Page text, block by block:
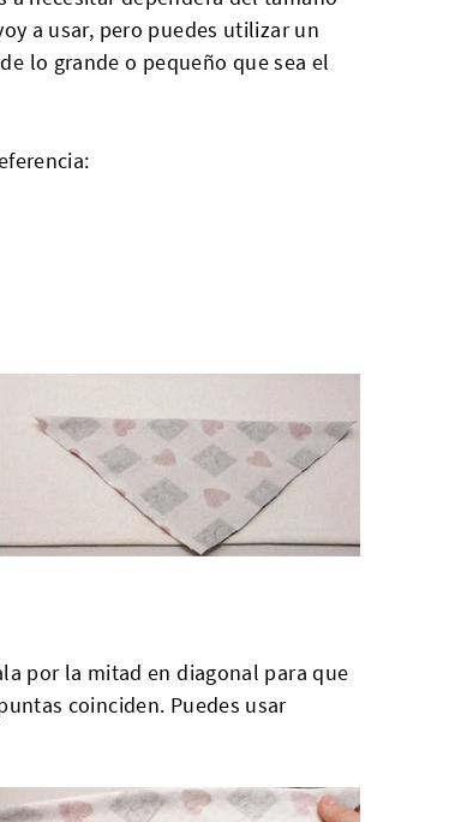
a usar, pero puedes utilizar un
lo grande o pequeño que sea el
por la mitad en diagonal para que
coinciden. Puedes usar